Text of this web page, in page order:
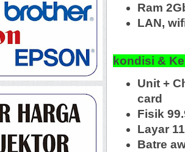
Ram
LAN,
kondisi &
Unit +
card
Fisik
Layar
Batre